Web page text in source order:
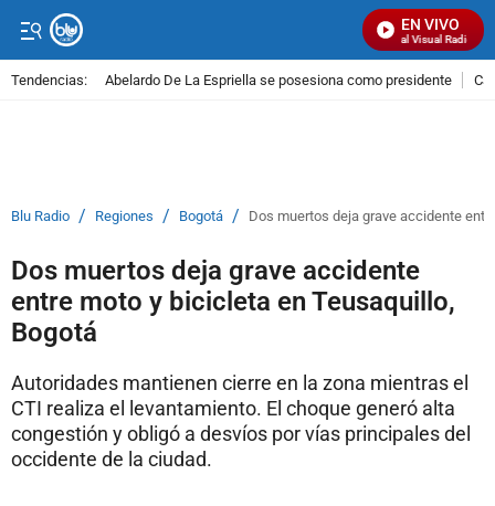
EN VIVO
Señal Visual Radio
Tendencias: Abelardo De La Espriella se posesiona como presidente
Blu Radio / Regiones / Bogotá / Dos muertos deja grave accidente
Dos muertos deja grave accidente
entre moto y bicicleta en Teusaquillo,
Bogotá
Autoridades mantienen cierre en la zona mientras el
CTI realiza el levantamiento. El choque generó alta
congestión y obligó a desvíos por vías principales del
occidente de la ciudad.